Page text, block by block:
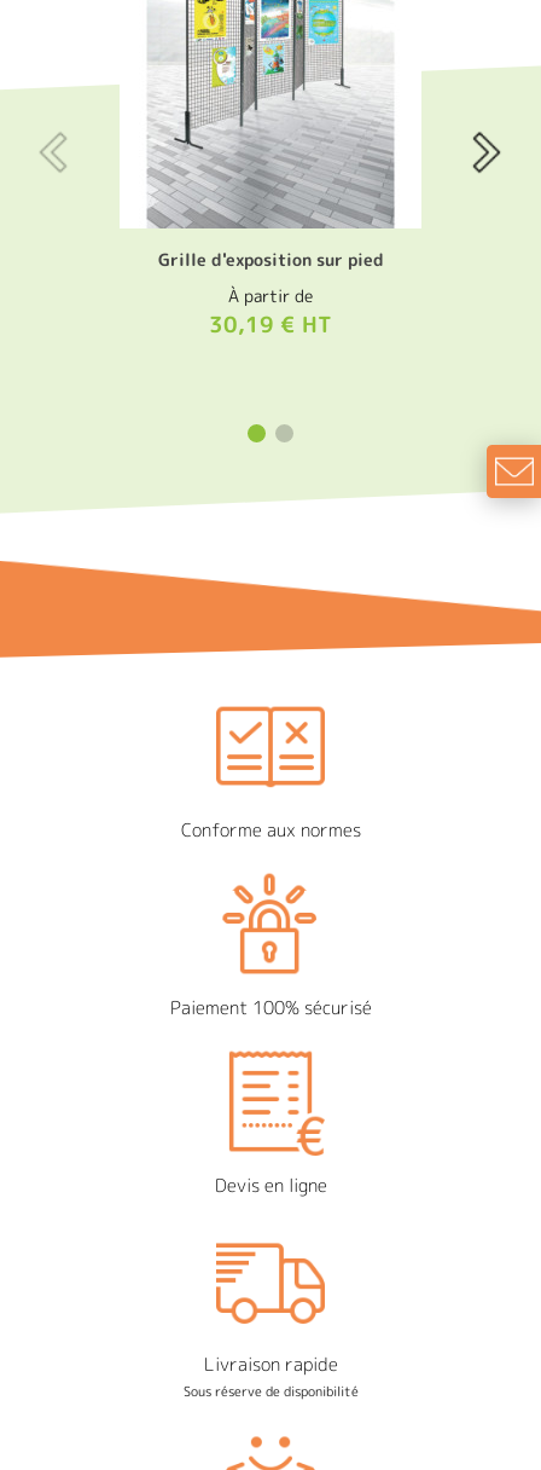
Grille d'exposition sur pied
À partir de
30,19 € HT
Conforme aux normes
Paiement 100% sécurisé
Devis en ligne
Livraison rapide
Sous réserve de disponibilité